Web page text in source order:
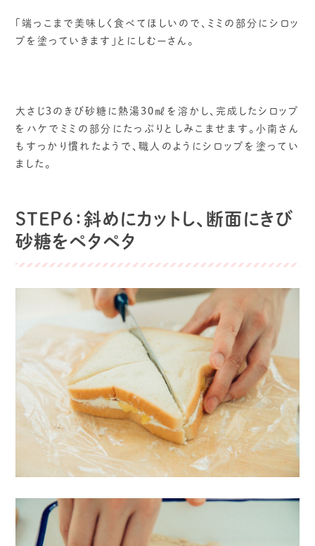
「端っこまで美味しく食べてほしいので、ミミの部分にシロッ
プを塗っていきます」とにしむーさん。
大さじ３のきび砂糖に熱湯30㎖を溶かし、完成したシロップ
をハケでミミの部分にたっぷりとしみこませます。小南さん
もすっかり慣れたようで、職人のようにシロップを塗ってい
ました。
STEP６：斜めにカットし、断面にきび
砂糖をペタペタ